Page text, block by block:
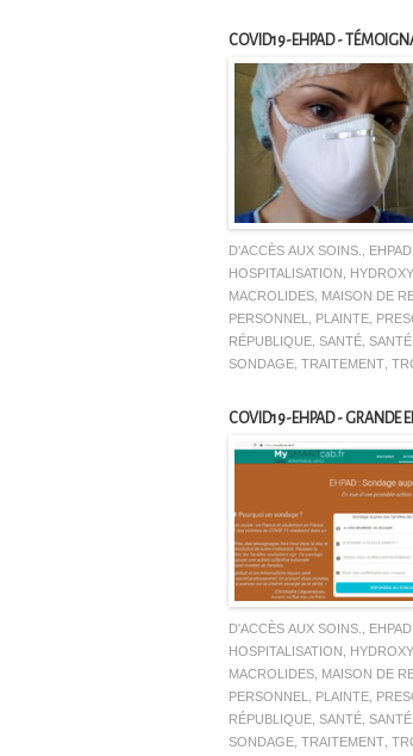
COVID19-EHPAD -
D'ACCÈS AUX SOINS., EHPAD
HOSPITALISATION,
MACROLIDES, MAISON DE
PERSONNEL, PLAINTE,
RÉPUBLIQUE, SANTÉ,
SONDAGE, TRAITEMENT,
COVID19-EHPAD - GRANDE
D'ACCÈS AUX SOINS., EHPAD
HOSPITALISATION,
MACROLIDES, MAISON DE
PERSONNEL, PLAINTE,
RÉPUBLIQUE, SANTÉ,
SONDAGE, TRAITEMENT,